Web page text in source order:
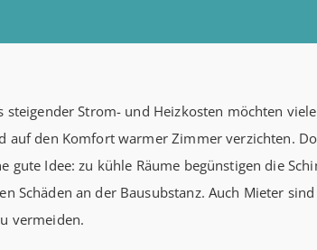
steigender Strom- und Heizkosten möchten
auf den Komfort warmer Zimmer verzichten.
gute Idee: zu kühle Räume begünstigen die
Schäden an der Bausubstanz. Auch Mieter
vermeiden.